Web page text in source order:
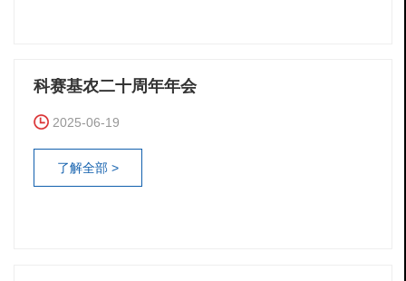
科赛基农二十周年年会
2025-06-19
了解全部 >